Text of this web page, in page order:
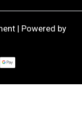
| Powered by